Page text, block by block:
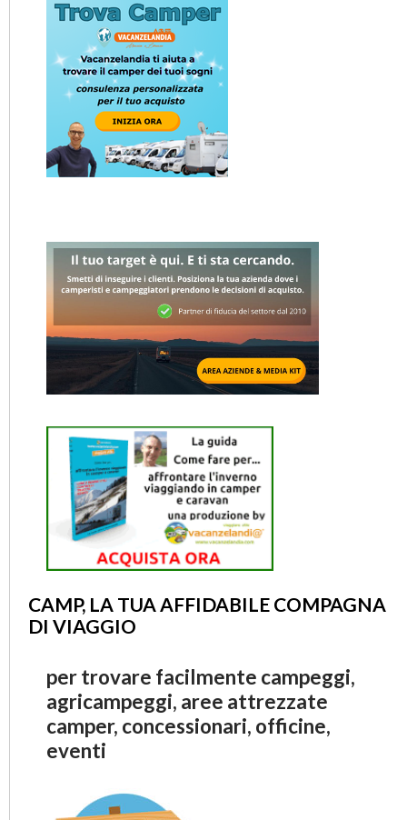
CAMP, LA TUA AFFIDABILE COMPAGNA
DI VIAGGIO
per trovare facilmente campeggi,
agricampeggi, aree attrezzate
camper, concessionari, officine,
eventi